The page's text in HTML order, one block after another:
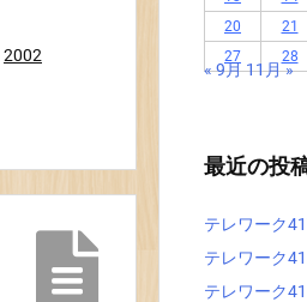
2002
20
21
27
28
« 9月11月 »
最近の投
テレワーク
テレワーク
テレワーク